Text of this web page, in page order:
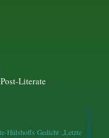
Literate
Hülshoffs Gedicht „Letzte